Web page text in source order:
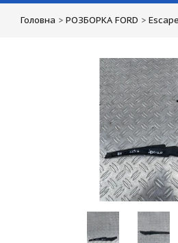
Головна > РОЗБОРКА FORD >